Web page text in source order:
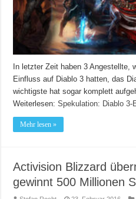
In letzter Zeit haben 3 Angestellte,
Einfluss auf Diablo 3 hatten, das
wichtigste hat sogar komplett
Weiterlesen:Spekulation: Diablo 3-
Mehr lesen »
Activision Blizzard
gewinnt 500 Millionen